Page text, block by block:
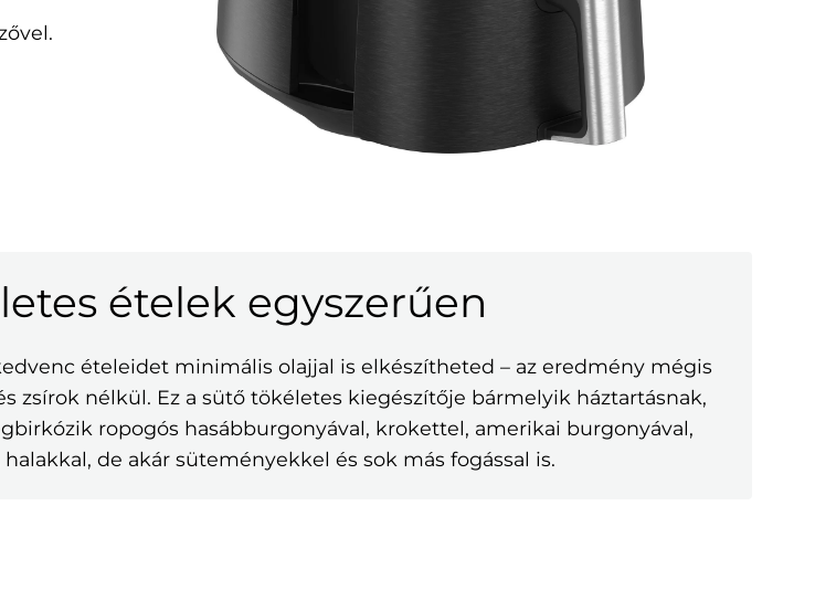
ételek egyszerűen
ételeidet minimális olajjal is elkészítheted – az eredmény mégis
zsírok nélkül. Ez a sütő tökéletes kiegészítője bármelyik háztartásnak,
ropogós hasábburgonyával, krokettel, amerikai burgonyával,
de akár süteményekkel és sok más fogással is.